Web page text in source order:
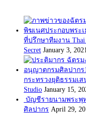
ที่ปรึกษาทีมงาน
Secret January 3,
กระทรวงยุติธรรมเ
Studio January 15,
บัญชีรายนามพระพุ
ศิลปากร April 29,